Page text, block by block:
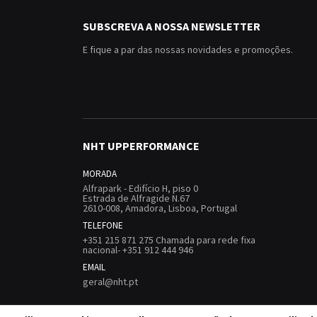
SUBSCREVA A NOSSA NEWSLETTER
E fique a par das nossas novidades e promoções.
NHT UPPERFORMANCE
MORADA
Alfrapark - Edifício H, piso 0
Estrada de Alfragide N.67
2610-008, Amadora, Lisboa, Portugal
TELEFONE
+351 215 871 275 Chamada para rede fixa
nacional- +351 912 444 946
EMAIL
geral@nht.pt